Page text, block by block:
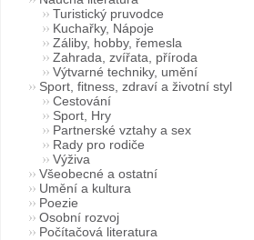
Turistický pruvodce
Kuchařky, Nápoje
Záliby, hobby, řemesla
Zahrada, zvířata, příroda
Výtvarné techniky, umění
Sport, fitness, zdraví a životní styl
Cestování
Sport, Hry
Partnerské vztahy a sex
Rady pro rodiče
Výživa
Všeobecné a ostatní
Umění a kultura
Poezie
Osobní rozvoj
Počítačová literatura